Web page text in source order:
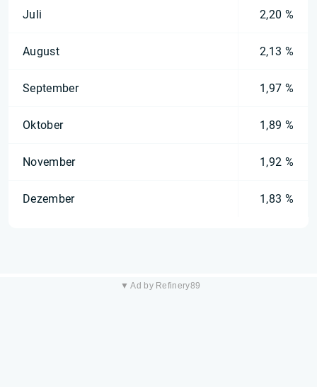
Juli 2,20 %
August 2,13 %
September 1,97 %
Oktober 1,89 %
November 1,92 %
Dezember 1,83 %
▼ Ad by Refinery89